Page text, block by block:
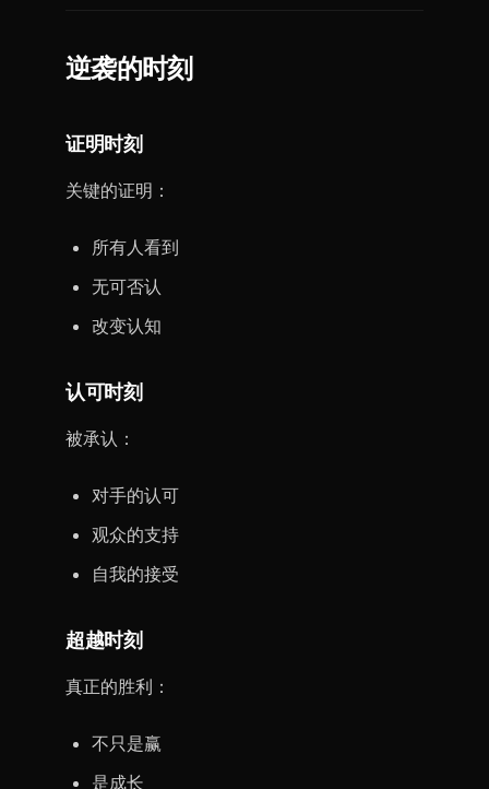
逆袭的时刻
证明时刻
关键的证明：
所有人看到
无可否认
改变认知
认可时刻
被承认：
对手的认可
观众的支持
自我的接受
超越时刻
真正的胜利：
不只是赢
是成长